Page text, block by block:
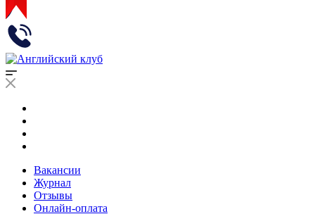
Вакансии
Журнал
Отзывы
Онлайн-оплата